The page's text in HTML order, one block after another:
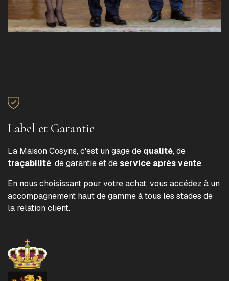
Label et Garantie
La Maison Cosyns, c'est un gage de qualité, de
traçabilité, de garantie et deservice après vente.
En nous choisissant pour votre achat, vous accédez à un
accompagnement haut de gamme à tous les stades de
la relation client.